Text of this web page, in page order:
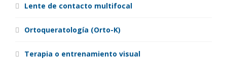
Lente de contacto multifocal
Ortoqueratología (Orto-K)
Terapia o entrenamiento visual